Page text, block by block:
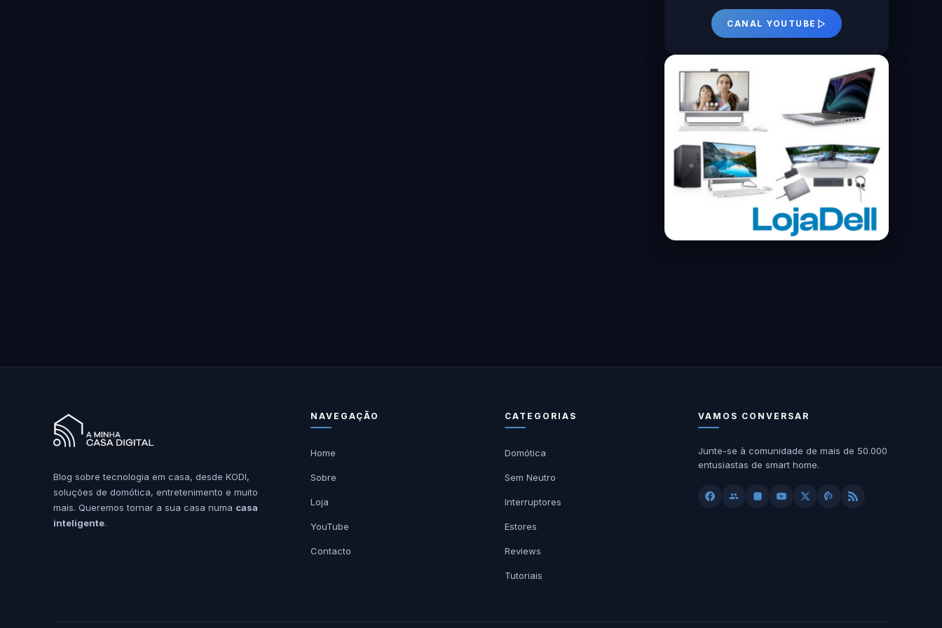
CANAL YOUTUBE
Blog sobre tecnologia em casa, desde KODI,
soluções de domótica, entretenimento e muito
mais. Queremos tornar a sua casa numa casa
inteligente.
NAVEGAÇÃO
Home
Sobre
Loja
YouTube
Contacto
CATEGORIAS
Domótica
Sem Neutro
Interruptores
Estores
Reviews
Tutoriais
VAMOS CONVERSAR
Junte-se à comunidade de mais de 50.000
entusiastas de smart home.